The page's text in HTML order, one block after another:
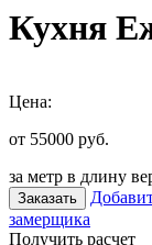
Кухня
Цена:
от 55000 руб.
за метр в длину
Заказать
замерщика
Получить расчет